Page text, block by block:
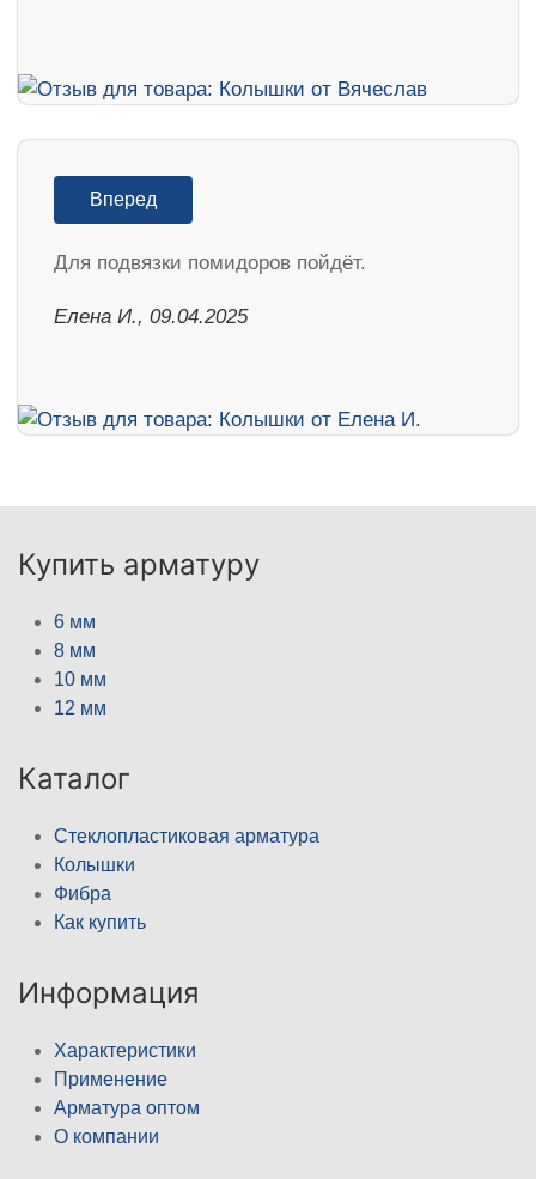
Вперед
Для подвязки помидоров пойдёт.
Елена И., 09.04.2025
Купить арматуру
6 мм
8 мм
10 мм
12 мм
Каталог
Стеклопластиковая арматура
Колышки
Фибра
Как купить
Информация
Характеристики
Применение
Арматура оптом
О компании